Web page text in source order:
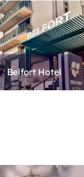
Belfort Hotel